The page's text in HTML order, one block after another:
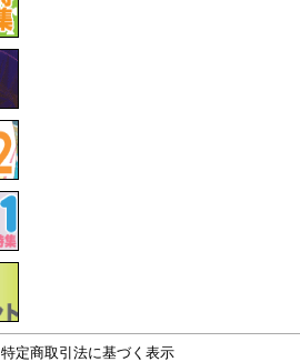
特定商取引法に基づく表示